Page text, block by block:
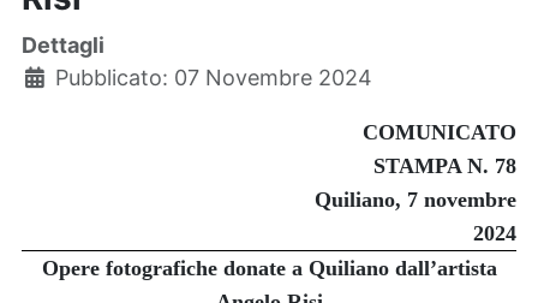
Dettagli
Pubblicato: 07 Novembre 2024
COMUNICATO
STAMPA N. 78
Quiliano, 7 novembre
2024
Opere fotografiche donate a Quiliano dall’artista